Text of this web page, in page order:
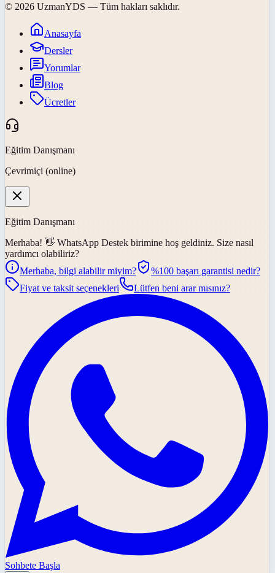
© 2026 UzmanYDS — Tüm hakları saklıdır.
Anasayfa
Dersler
Yorumlar
Blog
Ücretler
Eğitim Danışmanı
Çevrimiçi (online)
Eğitim Danışmanı
Merhaba! 👋 WhatsApp Destek birimine hoş geldiniz. Size nasıl
yardımcı olabiliriz?
Merhaba, bilgi alabilir miyim?
%100 başarı garantisi nedir?
Fiyat ve taksit seçenekleri
Lütfen beni arar mısınız?
Sohbete Başla